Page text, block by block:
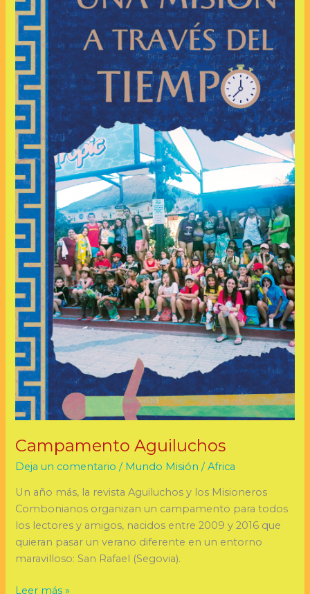
Campamento Aguiluchos
Deja un comentario / Mundo Misión /Africa
Un año más, la revista Aguiluchos y los Misioneros
Combonianos organizan un campamento para todos
los lectores y amigos, nacidos entre 2009 y 2016 que
quieran pasar un verano diferente en un entorno
maravilloso: San Rafael (Segovia).
Leer más »